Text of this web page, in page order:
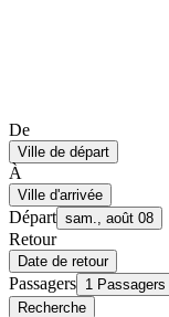
De
Ville de départ
À
Ville d'arrivée
Départ sam., août 08
Retour
Date de retour
Passagers 1 Passagers
Recherche